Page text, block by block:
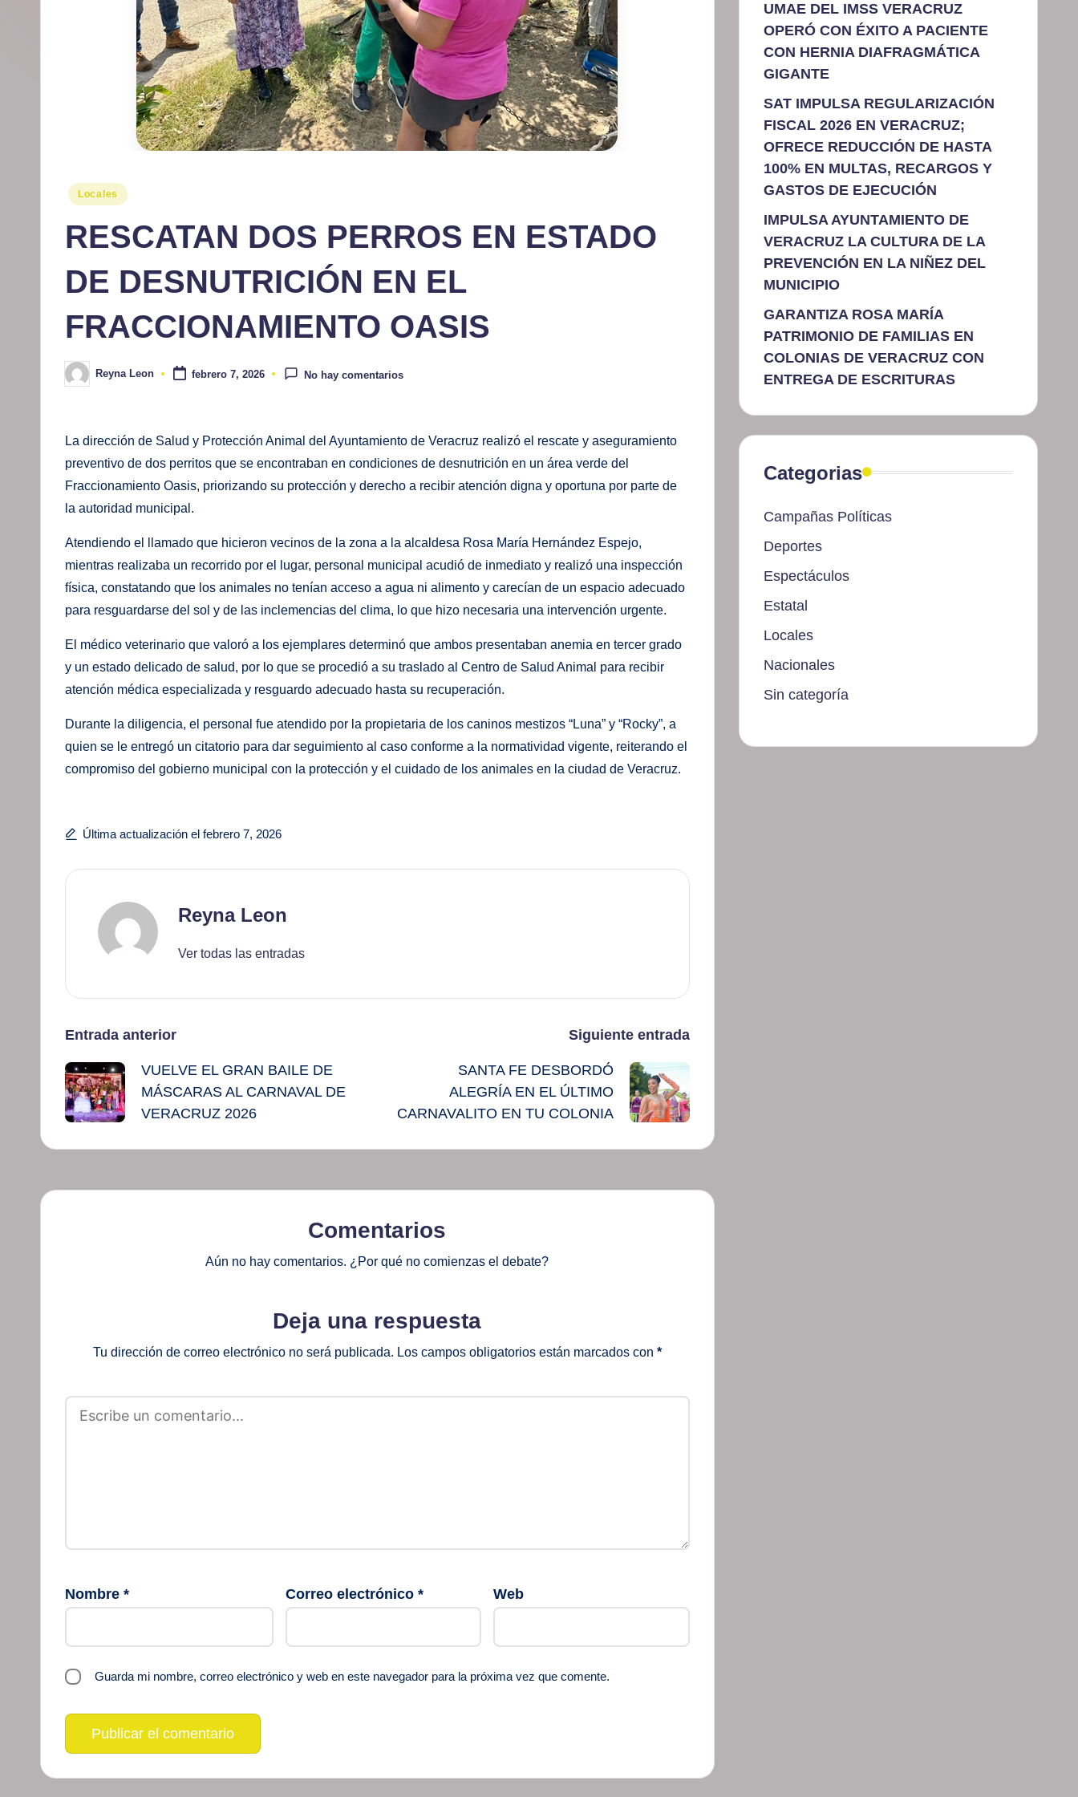
Publicado
Locales
RESCATAN DOS PERROS EN ESTADO
DE DESNUTRICIÓN EN EL
FRACCIONAMIENTO OASIS
Publicado
por
Reyna Leon febrero 7, 2026 No hay comentarios
La dirección de Salud y Protección Animal del Ayuntamiento de Veracruz realizó el rescate y aseguramiento
preventivo de dos perritos que se encontraban en condiciones de desnutrición en un área verde del
Fraccionamiento Oasis, priorizando su protección y derecho a recibir atención digna y oportuna por parte de
la autoridad municipal.
Atendiendo el llamado que hicieron vecinos de la zona a la alcaldesa Rosa María Hernández Espejo,
mientras realizaba un recorrido por el lugar, personal municipal acudió de inmediato y realizó una inspección
física, constatando que los animales no tenían acceso a agua ni alimento y carecían de un espacio adecuado
para resguardarse del sol y de las inclemencias del clima, lo que hizo necesaria una intervención urgente.
El médico veterinario que valoró a los ejemplares determinó que ambos presentaban anemia en tercer grado
y un estado delicado de salud, por lo que se procedió a su traslado al Centro de Salud Animal para recibir
atención médica especializada y resguardo adecuado hasta su recuperación.
Durante la diligencia, el personal fue atendido por la propietaria de los caninos mestizos “Luna” y “Rocky”, a
quien se le entregó un citatorio para dar seguimiento al caso conforme a la normatividad vigente, reiterando el
compromiso del gobierno municipal con la protección y el cuidado de los animales en la ciudad de Veracruz.
Última actualización el febrero 7, 2026
Reyna Leon
Ver todas las entradas
Navegación
de
entradas
Entrada anterior
VUELVE EL GRAN BAILE DE
MÁSCARAS AL CARNAVAL DE
VERACRUZ 2026
Siguiente entrada
SANTA FE DESBORDÓ
ALEGRÍA EN EL ÚLTIMO
CARNAVALITO EN TU COLONIA
Comentarios
Aún no hay comentarios. ¿Por qué no comienzas el debate?
Deja una respuesta
Tu dirección de correo electrónico no será publicada. Los campos obligatorios están marcados con *
Nombre * Correo electrónico * Web
Guarda mi nombre, correo electrónico y web en este navegador para la próxima vez que comente.
UMAE DEL IMSS VERACRUZ
OPERÓ CON ÉXITO A PACIENTE
CON HERNIA DIAFRAGMÁTICA
GIGANTE
SAT IMPULSA REGULARIZACIÓN
FISCAL 2026 EN VERACRUZ;
OFRECE REDUCCIÓN DE HASTA
100% EN MULTAS, RECARGOS Y
GASTOS DE EJECUCIÓN
IMPULSA AYUNTAMIENTO DE
VERACRUZ LA CULTURA DE LA
PREVENCIÓN EN LA NIÑEZ DEL
MUNICIPIO
GARANTIZA ROSA MARÍA
PATRIMONIO DE FAMILIAS EN
COLONIAS DE VERACRUZ CON
ENTREGA DE ESCRITURAS
Categorias
Campañas Políticas
Deportes
Espectáculos
Estatal
Locales
Nacionales
Sin categoría